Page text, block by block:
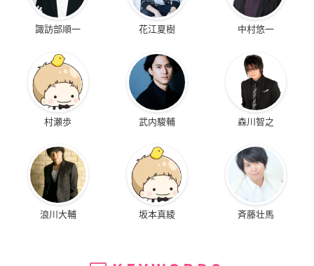
諏訪部順一 花江夏樹 中村悠一
村瀬歩 武内駿輔 森川智之
浪川大輔 坂本真綾 斉藤壮馬